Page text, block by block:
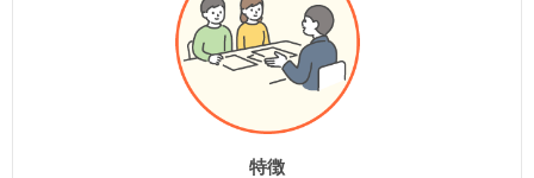
特徴